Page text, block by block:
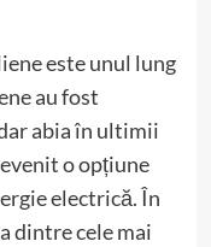
este unul lung
au fost
abia în ultimii
o opțiune
electrică. În
dintre cele mai